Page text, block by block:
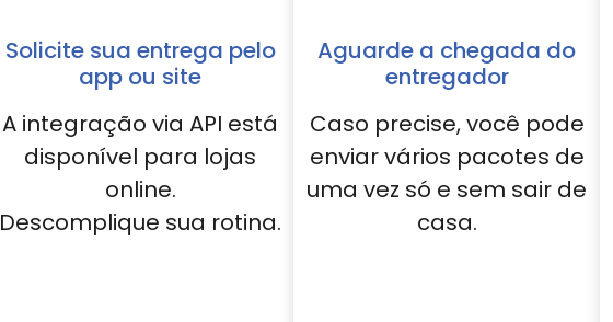
Solicite sua entrega pelo
app ou site
A integração via API está
disponível para lojas
online.
Descomplique sua rotina.
Aguarde a chegada do
entregador
Caso precise, você pode
enviar vários pacotes de
uma vez só e sem sair de
casa.